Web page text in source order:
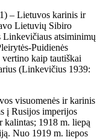
– Lietuvos karinis ir
Lietuvių Sibiro
Linkevičiaus atsiminimų
Puidienės
kaip tautiškai
(Linkevičius 1939:
visuomenės ir karinis
į Rusijos imperijos
kalintas; 1918 m. liepą
Nuo 1919 m. liepos